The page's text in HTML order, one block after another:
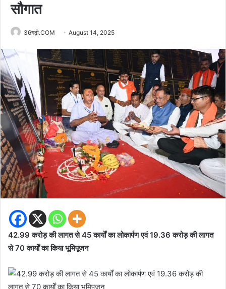
सौगात
36गढ़ी.COM August 14, 2025
42.99 करोड़ की लागत से 45 कार्यों का लोकार्पण एवं 19.36 करोड़ की लागत
से 70 कार्यों का किया भूमिपूजन